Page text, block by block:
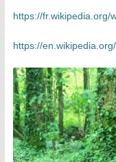
https://fr.wikipedia.org/
https://